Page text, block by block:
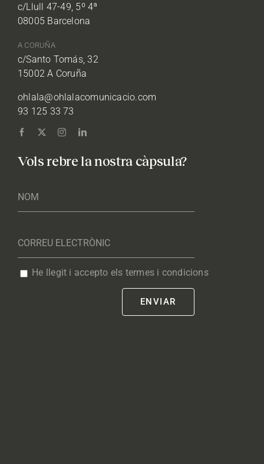
c/Llull 47-49, 5º 4ª
08005 Barcelona
A CORUÑA
c/Santo Tomás, 32
15002 A Coruña
ohlala@ohlalacomunicacio.com
93 125 33 73
Vols rebre la nostra càpsula?
He llegit i accepto els termes i condicions